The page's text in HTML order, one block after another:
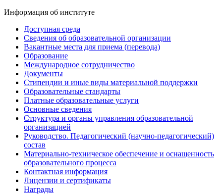
Информация об институте
Доступная среда
Сведения об образовательной организации
Вакантные места для приема (перевода)
Образование
Международное сотрудничество
Документы
Стипендии и иные виды материальной поддержки
Образовательные стандарты
Платные образовательные услуги
Основные сведения
Структура и органы управления образовательной
организацией
Руководство. Педагогический (научно-педагогический)
состав
Материально-техническое обеспечение и оснащенность
образовательного процесса
Контактная информация
Лицензии и сертификаты
Награды